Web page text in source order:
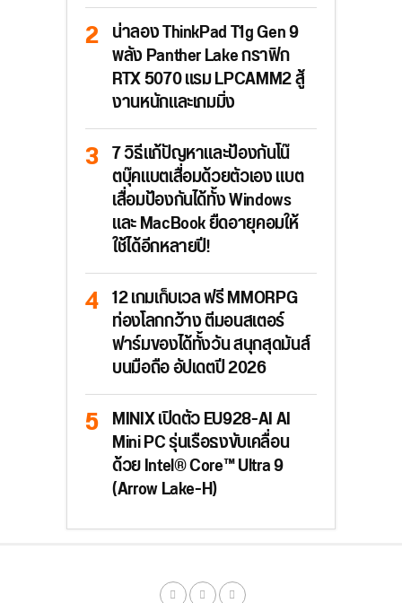
น่าลอง ThinkPad T1g Gen 9
พลัง Panther Lake กราฟิก
RTX 5070 แรม LPCAMM2 สู้
งานหนักและเกมมิ่ง
7 วิธีแก้ปัญหาและป้องกันโน๊
ตบุ๊คแบตเสื่อมด้วยตัวเอง แบต
เสื่อมป้องกันได้ทั้ง Windows
และ MacBook ยืดอายุคอมให้
ใช้ได้อีกหลายปี!
12 เกมเก็บเวล ฟรี MMORPG
ท่องโลกกว้าง ตีมอนสเตอร์
ฟาร์มของได้ทั้งวัน สนุกสุดมันส์
บนมือถือ อัปเดตปี 2026
MINIX เปิดตัว EU928-AI AI
Mini PC รุ่นเรือธงขับเคลื่อน
ด้วย Intel® Core™ Ultra 9
(Arrow Lake-H)